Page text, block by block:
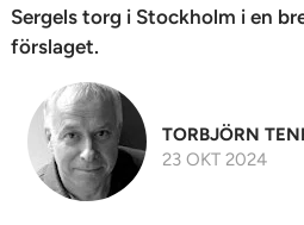
Sergels torg i Stockholm i en
förslaget.
TORBJÖRN
23 OKT 2024